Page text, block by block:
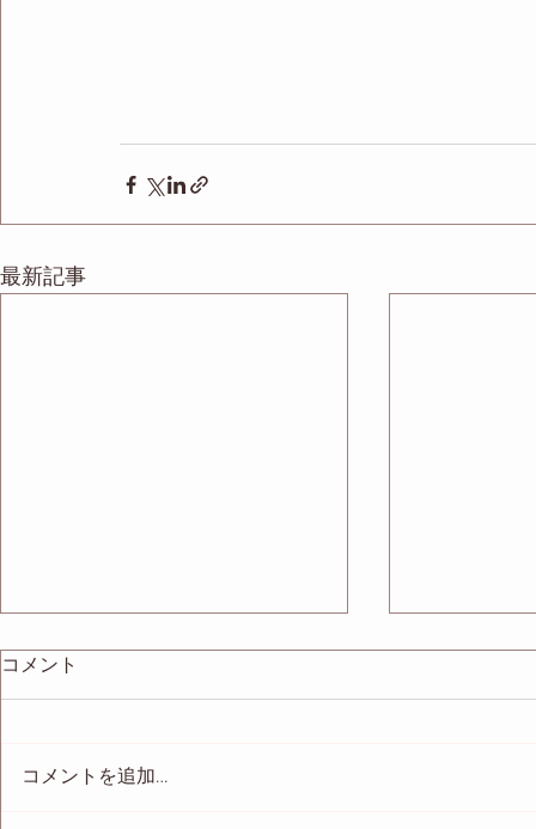
最新記事
コメント
コメントを追加…